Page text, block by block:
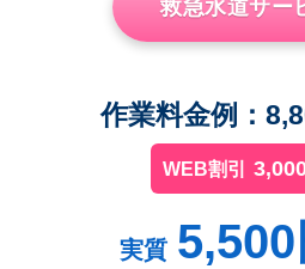
救急水道サー
作業料金例：
WEB割引
実質 5,500